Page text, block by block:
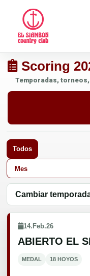
Scoring
Temporadas,
Todos
14.Feb.26
ABIERTO EL
MEDAL 18 HOYOS